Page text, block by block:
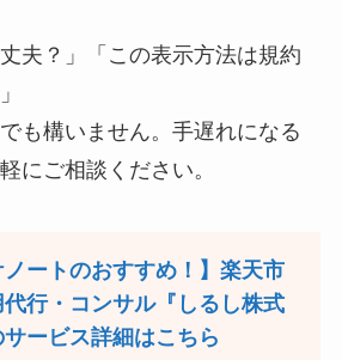
夫？」「この表示方法は規約
も構いません。手遅れになる
にご相談ください。
ノートのおすすめ！】楽天市
行・コンサル『しるし株式
ービス詳細はこちら